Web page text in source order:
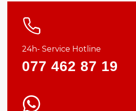
24h- Service Hotline
077 462 87 19